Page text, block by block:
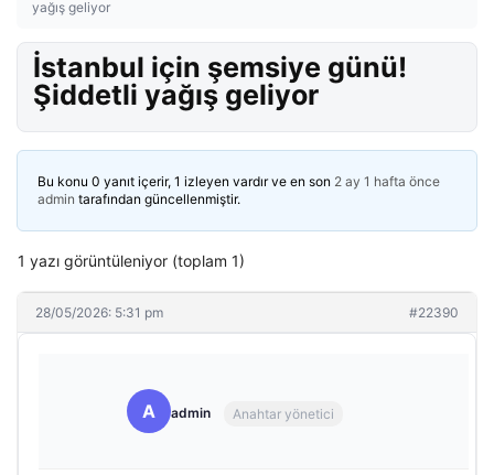
yağış geliyor
İstanbul için şemsiye günü!
Şiddetli yağış geliyor
Bu konu 0 yanıt içerir, 1 izleyen vardır ve en son 2 ay 1 hafta önce
admin tarafından güncellenmiştir.
1 yazı görüntüleniyor (toplam 1)
28/05/2026: 5:31 pm #22390
A admin Anahtar yönetici